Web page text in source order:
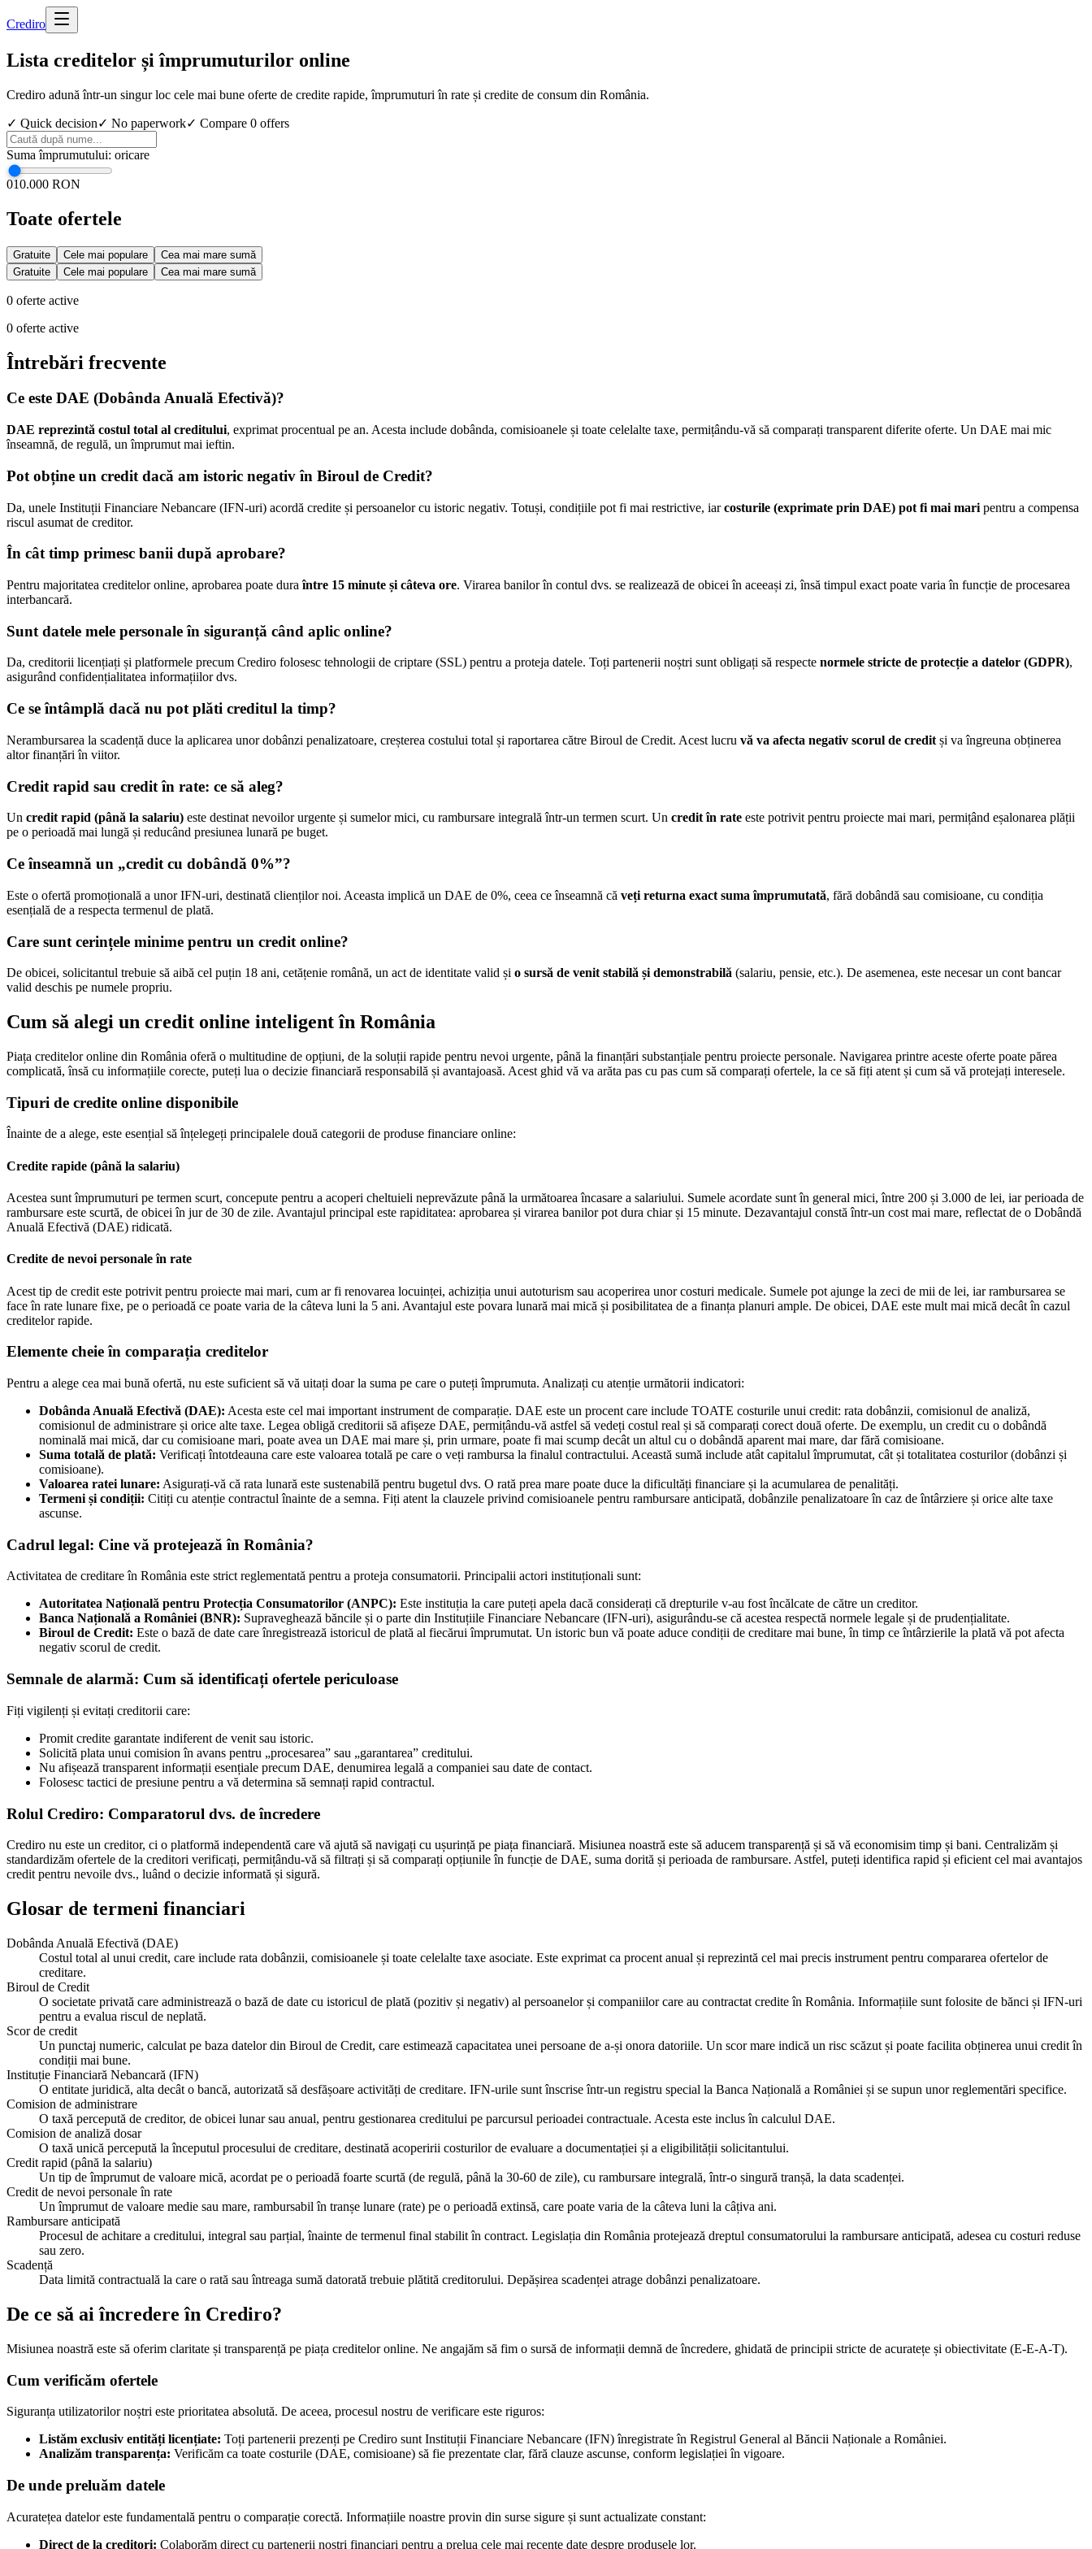
Crediro
Lista creditelor și împrumuturilor online
Crediro adună într-un singur loc cele mai bune oferte de credite rapide, împrumuturi în rate și credite de consum din România.
✓ Quick decision✓ No paperwork✓ Compare 0 offers
Suma împrumutului: oricare
010.000 RON
Toate ofertele
Gratuite Cele mai populare
Cea mai mare sumă
Gratuite
Cele mai populare Cea mai mare sumă
0 oferte active
0 oferte active
Întrebări frecvente
Ce este DAE (Dobânda Anuală Efectivă)?
DAE reprezintă costul total al creditului, exprimat procentual pe an. Acesta include dobânda, comisioanele și toate celelalte taxe, permițându-vă să comparați transparent diferite oferte. Un DAE mai mic
înseamnă, de regulă, un împrumut mai ieftin.
Pot obține un credit dacă am istoric negativ în Biroul de Credit?
Da, unele Instituții Financiare Nebancare (IFN-uri) acordă credite și persoanelor cu istoric negativ. Totuși, condițiile pot fi mai restrictive, iarcosturile (exprimate prin DAE) pot fi mai mari pentru a compensa
riscul asumat de creditor.
În cât timp primesc banii după aprobare?
Pentru majoritatea creditelor online, aprobarea poate duraîntre 15 minute și câteva ore. Virarea banilor în contul dvs. se realizează de obicei în aceeași zi, însă timpul exact poate varia în funcție de procesarea
interbancară.
Sunt datele mele personale în siguranță când aplic online?
Da, creditorii licențiați și platformele precum Crediro folosesc tehnologii de criptare (SSL) pentru a proteja datele. Toți partenerii noștri sunt obligați să respecte normele stricte de protecție a datelor (GDPR),
asigurând confidențialitatea informațiilor dvs.
Ce se întâmplă dacă nu pot plăti creditul la timp?
Nerambursarea la scadență duce la aplicarea unor dobânzi penalizatoare, creșterea costului total și raportarea către Biroul de Credit. Acest lucru vă va afecta negativ scorul de credit și va îngreuna obținerea
altor finanțări în viitor.
Credit rapid sau credit în rate: ce să aleg?
Un credit rapid (până la salariu) este destinat nevoilor urgente și sumelor mici, cu rambursare integrală într-un termen scurt. Un credit în rate este potrivit pentru proiecte mai mari, permițând eșalonarea plății
pe o perioadă mai lungă și reducând presiunea lunară pe buget.
Ce înseamnă un „credit cu dobândă 0%”?
Este o ofertă promoțională a unor IFN-uri, destinată clienților noi. Aceasta implică un DAE de 0%, ceea ce înseamnă că veți returna exact suma împrumutată, fără dobândă sau comisioane, cu condiția
esențială de a respecta termenul de plată.
Care sunt cerințele minime pentru un credit online?
De obicei, solicitantul trebuie să aibă cel puțin 18 ani, cetățenie română, un act de identitate valid și o sursă de venit stabilă și demonstrabilă (salariu, pensie, etc.). De asemenea, este necesar un cont bancar
valid deschis pe numele propriu.
Cum să alegi un credit online inteligent în România
Piața creditelor online din România oferă o multitudine de opțiuni, de la soluții rapide pentru nevoi urgente, până la finanțări substanțiale pentru proiecte personale. Navigarea printre aceste oferte poate părea
complicată, însă cu informațiile corecte, puteți lua o decizie financiară responsabilă și avantajoasă. Acest ghid vă va arăta pas cu pas cum să comparați ofertele, la ce să fiți atent și cum să vă protejați interesele.
Tipuri de credite online disponibile
Înainte de a alege, este esențial să înțelegeți principalele două categorii de produse financiare online:
Credite rapide (până la salariu)
Acestea sunt împrumuturi pe termen scurt, concepute pentru a acoperi cheltuieli neprevăzute până la următoarea încasare a salariului. Sumele acordate sunt în general mici, între 200 și 3.000 de lei, iar perioada de
rambursare este scurtă, de obicei în jur de 30 de zile. Avantajul principal este rapiditatea: aprobarea și virarea banilor pot dura chiar și 15 minute. Dezavantajul constă într-un cost mai mare, reflectat de o Dobândă
Anuală Efectivă (DAE) ridicată.
Credite de nevoi personale în rate
Acest tip de credit este potrivit pentru proiecte mai mari, cum ar fi renovarea locuinței, achiziția unui autoturism sau acoperirea unor costuri medicale. Sumele pot ajunge la zeci de mii de lei, iar rambursarea se
face în rate lunare fixe, pe o perioadă ce poate varia de la câteva luni la 5 ani. Avantajul este povara lunară mai mică și posibilitatea de a finanța planuri ample. De obicei, DAE este mult mai mică decât în cazul
creditelor rapide.
Elemente cheie în comparația creditelor
Pentru a alege cea mai bună ofertă, nu este suficient să vă uitați doar la suma pe care o puteți împrumuta. Analizați cu atenție următorii indicatori:
Dobânda Anuală Efectivă (DAE): Acesta este cel mai important instrument de comparație. DAE este un procent care include TOATE costurile unui credit: rata dobânzii, comisionul de analiză,
comisionul de administrare și orice alte taxe. Legea obligă creditorii să afișeze DAE, permițându-vă astfel să vedeți costul real și să comparați corect două oferte. De exemplu, un credit cu o dobândă
nominală mai mică, dar cu comisioane mari, poate avea un DAE mai mare și, prin urmare, poate fi mai scump decât un altul cu o dobândă aparent mai mare, dar fără comisioane.
Suma totală de plată: Verificați întotdeauna care este valoarea totală pe care o veți rambursa la finalul contractului. Această sumă include atât capitalul împrumutat, cât și totalitatea costurilor (dobânzi și
comisioane).
Valoarea ratei lunare: Asigurați-vă că rata lunară este sustenabilă pentru bugetul dvs. O rată prea mare poate duce la dificultăți financiare și la acumularea de penalități.
Termeni și condiții: Citiți cu atenție contractul înainte de a semna. Fiți atent la clauzele privind comisioanele pentru rambursare anticipată, dobânzile penalizatoare în caz de întârziere și orice alte taxe
ascunse.
Cadrul legal: Cine vă protejează în România?
Activitatea de creditare în România este strict reglementată pentru a proteja consumatorii. Principalii actori instituționali sunt:
Autoritatea Națională pentru Protecția Consumatorilor (ANPC): Este instituția la care puteți apela dacă considerați că drepturile v-au fost încălcate de către un creditor.
Banca Națională a României (BNR): Supraveghează băncile și o parte din Instituțiile Financiare Nebancare (IFN-uri), asigurându-se că acestea respectă normele legale și de prudențialitate.
Biroul de Credit: Este o bază de date care înregistrează istoricul de plată al fiecărui împrumutat. Un istoric bun vă poate aduce condiții de creditare mai bune, în timp ce întârzierile la plată vă pot afecta
negativ scorul de credit.
Semnale de alarmă: Cum să identificați ofertele periculoase
Fiți vigilenți și evitați creditorii care:
Promit credite garantate indiferent de venit sau istoric.
Solicită plata unui comision în avans pentru „procesarea” sau „garantarea” creditului.
Nu afișează transparent informații esențiale precum DAE, denumirea legală a companiei sau date de contact.
Folosesc tactici de presiune pentru a vă determina să semnați rapid contractul.
Rolul Crediro: Comparatorul dvs. de încredere
Crediro nu este un creditor, ci o platformă independentă care vă ajută să navigați cu ușurință pe piața financiară. Misiunea noastră este să aducem transparență și să vă economisim timp și bani. Centralizăm și
standardizăm ofertele de la creditori verificați, permițându-vă să filtrați și să comparați opțiunile în funcție de DAE, suma dorită și perioada de rambursare. Astfel, puteți identifica rapid și eficient cel mai avantajos
credit pentru nevoile dvs., luând o decizie informată și sigură.
Glosar de termeni financiari
Dobânda Anuală Efectivă (DAE)
Costul total al unui credit, care include rata dobânzii, comisioanele și toate celelalte taxe asociate. Este exprimat ca procent anual și reprezintă cel mai precis instrument pentru compararea ofertelor de
creditare.
Biroul de Credit
O societate privată care administrează o bază de date cu istoricul de plată (pozitiv și negativ) al persoanelor și companiilor care au contractat credite în România. Informațiile sunt folosite de bănci și IFN-uri
pentru a evalua riscul de neplată.
Scor de credit
Un punctaj numeric, calculat pe baza datelor din Biroul de Credit, care estimează capacitatea unei persoane de a-și onora datoriile. Un scor mare indică un risc scăzut și poate facilita obținerea unui credit în
condiții mai bune.
Instituție Financiară Nebancară (IFN)
O entitate juridică, alta decât o bancă, autorizată să desfășoare activități de creditare. IFN-urile sunt înscrise într-un registru special la Banca Națională a României și se supun unor reglementări specifice.
Comision de administrare
O taxă percepută de creditor, de obicei lunar sau anual, pentru gestionarea creditului pe parcursul perioadei contractuale. Acesta este inclus în calculul DAE.
Comision de analiză dosar
O taxă unică percepută la începutul procesului de creditare, destinată acoperirii costurilor de evaluare a documentației și a eligibilității solicitantului.
Credit rapid (până la salariu)
Un tip de împrumut de valoare mică, acordat pe o perioadă foarte scurtă (de regulă, până la 30-60 de zile), cu rambursare integrală, într-o singură tranșă, la data scadenței.
Credit de nevoi personale în rate
Un împrumut de valoare medie sau mare, rambursabil în tranșe lunare (rate) pe o perioadă extinsă, care poate varia de la câteva luni la câțiva ani.
Rambursare anticipată
Procesul de achitare a creditului, integral sau parțial, înainte de termenul final stabilit în contract. Legislația din România protejează dreptul consumatorului la rambursare anticipată, adesea cu costuri reduse
sau zero.
Scadență
Data limită contractuală la care o rată sau întreaga sumă datorată trebuie plătită creditorului. Depășirea scadenței atrage dobânzi penalizatoare.
De ce să ai încredere în Crediro?
Misiunea noastră este să oferim claritate și transparență pe piața creditelor online. Ne angajăm să fim o sursă de informații demnă de încredere, ghidată de principii stricte de acuratețe și obiectivitate (E-E-A-T).
Cum verificăm ofertele
Siguranța utilizatorilor noștri este prioritatea absolută. De aceea, procesul nostru de verificare este riguros:
Listăm exclusiv entități licențiate: Toți partenerii prezenți pe Crediro sunt Instituții Financiare Nebancare (IFN) înregistrate în Registrul General al Băncii Naționale a României.
Analizăm transparența: Verificăm ca toate costurile (DAE, comisioane) să fie prezentate clar, fără clauze ascunse, conform legislației în vigoare.
De unde preluăm datele
Acuratețea datelor este fundamentală pentru o comparație corectă. Informațiile noastre provin din surse sigure și sunt actualizate constant:
Direct de la creditori: Colaborăm direct cu partenerii noștri financiari pentru a prelua cele mai recente date despre produsele lor.